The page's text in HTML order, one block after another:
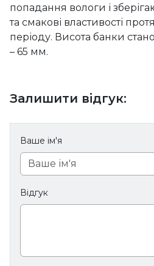
попадання вологи і
та смакові властивості
періоду. Висота банки
– 65 мм.
Залишити відгук:
Ваше ім'я
Відгук